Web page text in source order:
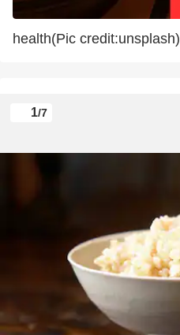
health(Pic credit:unsplash)
1/7